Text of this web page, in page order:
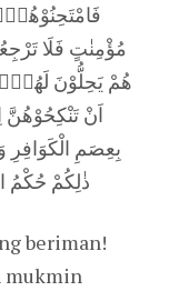
فَامْتَحِنُوْهُنَّۗ
مُؤْمِنٰتٍ فَلَا
هُمْ يَحِلُّوْنَ لَهُنَّۗ
اَنْ
بِعِصَمِ الْكَوَافِرِ
ذٰلِكُمْ حُكْمُ
beriman!
mukmin